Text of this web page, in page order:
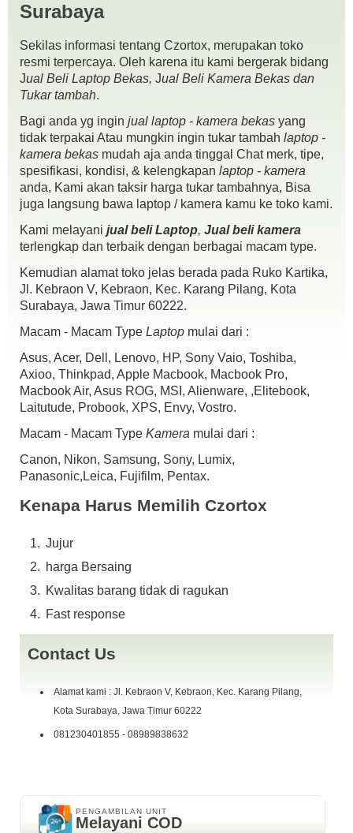
Spek :
24 MP APS-C sensor.
Kecepatan foto berturut-turut 6 fps.
Shutter speed 30 detik – 1/4000 detik.
Dimensi: 110 x 63 x 36 mm.
Berat 223 gram kamera saja, 399 deangan lensa kit 16-50mm dan
baterai.
Kondisi :
fisik mulus 97%
mesin normal semua.,
No Jamur
No Minus
Kelengkapan :
unit
cas
Strap
lensa kit
harga ALHAMDULILLAH SOLD OUT Siapa cepat dy
dapat,.,emoticon-Cool
IG : czortox
fast response W.A 0898 ~ 9838 ~ 632 Telp 081230401855
COD Kebraon Gang V, Pertokoan Giant Express L05 ( depan
Parkiran Motor )
Surabaya
Sekilas informasi tentang Czortox, merupakan toko
resmi terpercaya. Oleh karena itu kami bergerak bidang
Jual Beli Laptop Bekas, Jual Beli Kamera Bekas dan
Tukar tambah.
Bagi anda yg ingin jual laptop - kamera bekas yang
tidak terpakai Atau mungkin ingin tukar tambah laptop -
kamera bekas mudah aja anda tinggal Chat merk, tipe,
spesifikasi, kondisi, & kelengkapan laptop - kamera
anda, Kami akan taksir harga tukar tambahnya, Bisa
juga langsung bawa laptop / kamera kamu ke toko kami.
Kami melayani jual beli Laptop, Jual beli kamera
terlengkap dan terbaik dengan berbagai macam type.
Kemudian alamat toko jelas berada pada Ruko Kartika,
Jl. Kebraon V, Kebraon, Kec. Karang Pilang, Kota
Surabaya, Jawa Timur 60222.
Macam - Macam Type Laptop mulai dari :
Asus, Acer, Dell, Lenovo, HP, Sony Vaio, Toshiba,
Axioo, Thinkpad, Apple Macbook, Macbook Pro,
Macbook Air, Asus ROG, MSI, Alienware, ,Elitebook,
Laitutude, Probook, XPS, Envy, Vostro.
Macam - Macam Type Kamera mulai dari :
Canon, Nikon, Samsung, Sony, Lumix,
Panasonic,Leica, Fujifilm, Pentax.
Kenapa Harus Memilih Czortox
Jujur
harga Bersaing
Kwalitas barang tidak di ragukan
Fast response
Contact Us
Alamat kami : Jl. Kebraon V, Kebraon, Kec. Karang Pilang,
Kota Surabaya, Jawa Timur 60222
081230401855 - 08989838632
PENGAMBILAN UNIT
Melayani COD